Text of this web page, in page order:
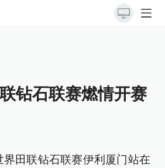
钻石联赛燃情开赛
界田联钻石联赛伊利厦门站在